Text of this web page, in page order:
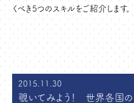
くべき5つのスキルをご紹介します
2015.11.30
覗いてみよう！ 世界各